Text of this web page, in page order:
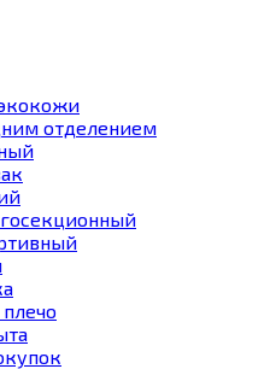
отделением